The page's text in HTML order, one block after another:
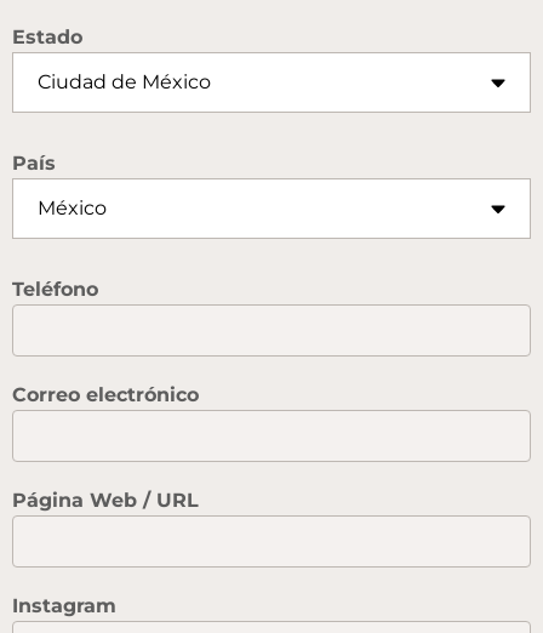
Estado
País
Teléfono
Correo electrónico
Página Web / URL
Instagram